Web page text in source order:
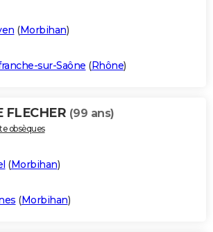
(Morbihan)
sur-Saône (Rhône)
(99 ans)
obsèques
(Morbihan)
(Morbihan)